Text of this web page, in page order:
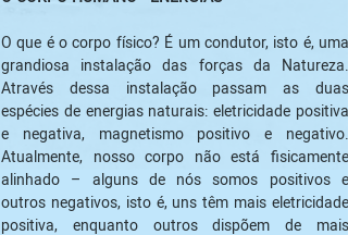
O que é o corpo físico? É um condutor, isto é, uma
grandiosa instalação das forças da Natureza.
Através dessa instalação passam as duas
espécies de energias naturais: eletricidade positiva
e negativa, magnetismo positivo e negativo.
Atualmente, nosso corpo não está fisicamente
alinhado – alguns de nós somos positivos e
outros negativos, isto é, uns têm mais eletricidade
positiva, enquanto outros dispõem de mais